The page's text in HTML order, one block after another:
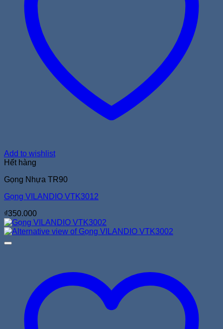
Add to wishlist
Hết hàng
Gọng Nhựa TR90
Gọng VILANDIO VTK3012
₫350.000